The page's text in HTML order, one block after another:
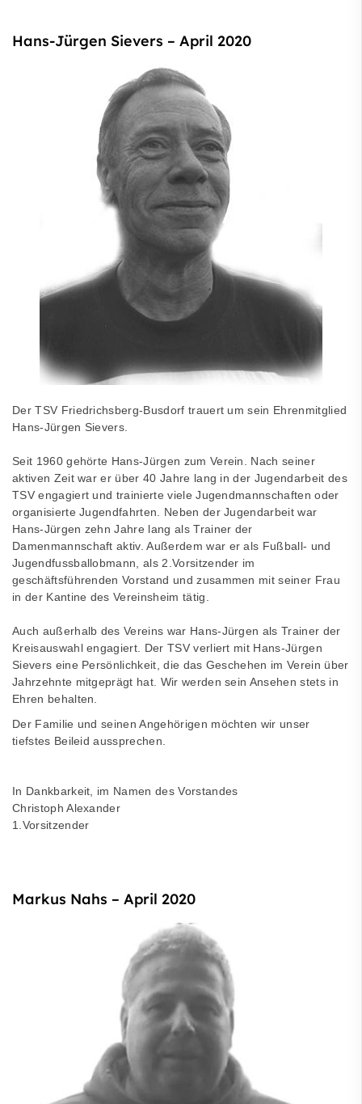
Hans-Jürgen Sievers – April 2020
Der TSV Friedrichsberg-Busdorf trauert um sein Ehrenmitglied
Hans-Jürgen Sievers.
Seit 1960 gehörte Hans-Jürgen zum Verein. Nach seiner
aktiven Zeit war er über 40 Jahre lang in der Jugendarbeit des
TSV engagiert und trainierte viele Jugendmannschaften oder
organisierte Jugendfahrten. Neben der Jugendarbeit war
Hans-Jürgen zehn Jahre lang als Trainer der
Damenmannschaft aktiv. Außerdem war er als Fußball- und
Jugendfussballobmann, als 2.Vorsitzender im
geschäftsführenden Vorstand und zusammen mit seiner Frau
in der Kantine des Vereinsheim tätig.
Auch außerhalb des Vereins war Hans-Jürgen als Trainer der
Kreisauswahl engagiert. Der TSV verliert mit Hans-Jürgen
Sievers eine Persönlichkeit, die das Geschehen im Verein über
Jahrzehnte mitgeprägt hat. Wir werden sein Ansehen stets in
Ehren behalten.
Der Familie und seinen Angehörigen möchten wir unser
tiefstes Beileid aussprechen.
In Dankbarkeit, im Namen des Vorstandes
Christoph Alexander
1.Vorsitzender
Markus Nahs – April 2020